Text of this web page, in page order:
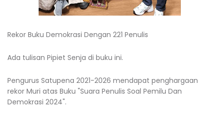
Rekor Buku Demokrasi Dengan 221 Penulis
Ada tulisan Pipiet Senja di buku ini.
Pengurus Satupena 2021-2026 mendapat penghargaan
rekor Muri atas Buku "Suara Penulis Soal Pemilu Dan
Demokrasi 2024".